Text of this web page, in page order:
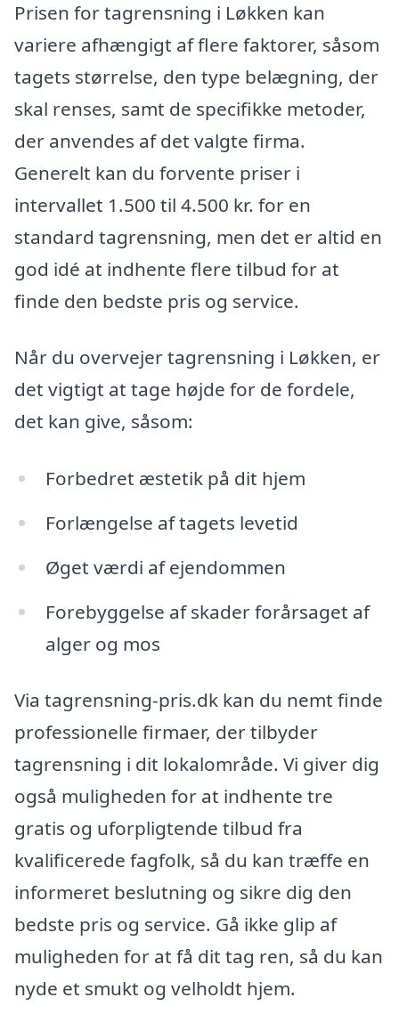
Prisen for tagrensning i Løkken kan
variere afhængigt af flere faktorer, såsom
tagets størrelse, den type belægning, der
skal renses, samt de specifikke metoder,
der anvendes af det valgte firma.
Generelt kan du forvente priser i
intervallet 1.500 til 4.500 kr. for en
standard tagrensning, men det er altid en
god idé at indhente flere tilbud for at
finde den bedste pris og service.
Når du overvejer tagrensning i Løkken, er
det vigtigt at tage højde for de fordele,
det kan give, såsom:
Forbedret æstetik på dit hjem
Forlængelse af tagets levetid
Øget værdi af ejendommen
Forebyggelse af skader forårsaget af
alger og mos
Via tagrensning-pris.dk kan du nemt finde
professionelle firmaer, der tilbyder
tagrensning i dit lokalområde. Vi giver dig
også muligheden for at indhente tre
gratis og uforpligtende tilbud fra
kvalificerede fagfolk, så du kan træffe en
informeret beslutning og sikre dig den
bedste pris og service. Gå ikke glip af
muligheden for at få dit tag ren, så du kan
nyde et smukt og velholdt hjem.